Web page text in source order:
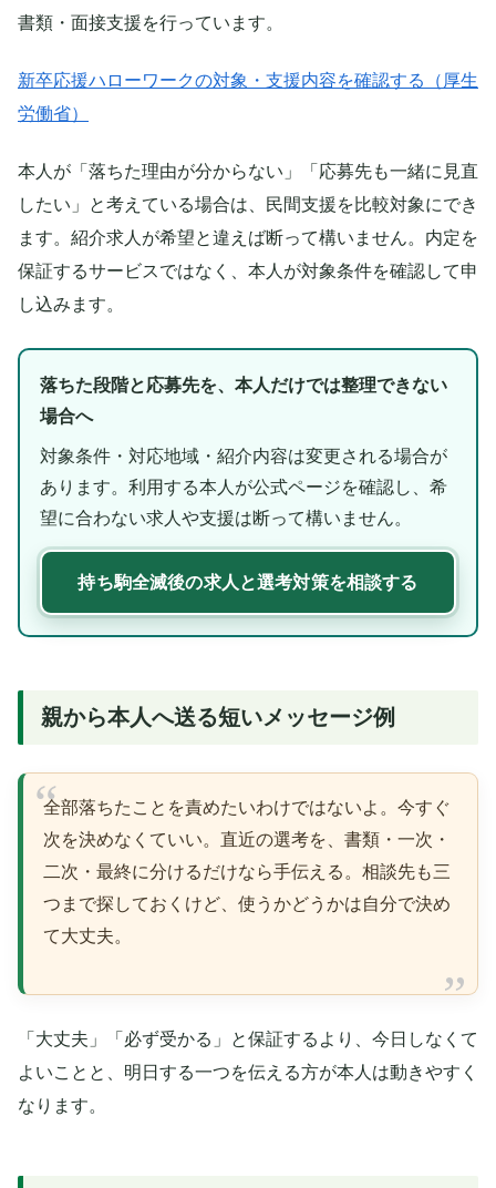
書類・面接支援を行っています。
新卒応援ハローワークの対象・支援内容を確認する（厚生
労働省）
本人が「落ちた理由が分からない」「応募先も一緒に見直
したい」と考えている場合は、民間支援を比較対象にでき
ます。紹介求人が希望と違えば断って構いません。内定を
保証するサービスではなく、本人が対象条件を確認して申
し込みます。
落ちた段階と応募先を、本人だけでは整理できない
場合へ
対象条件・対応地域・紹介内容は変更される場合が
あります。利用する本人が公式ページを確認し、希
望に合わない求人や支援は断って構いません。
持ち駒全滅後の求人と選考対策を相談する
親から本人へ送る短いメッセージ例
全部落ちたことを責めたいわけではないよ。今すぐ
次を決めなくていい。直近の選考を、書類・一次・
二次・最終に分けるだけなら手伝える。相談先も三
つまで探しておくけど、使うかどうかは自分で決め
て大丈夫。
「大丈夫」「必ず受かる」と保証するより、今日しなくて
よいことと、明日する一つを伝える方が本人は動きやすく
なります。